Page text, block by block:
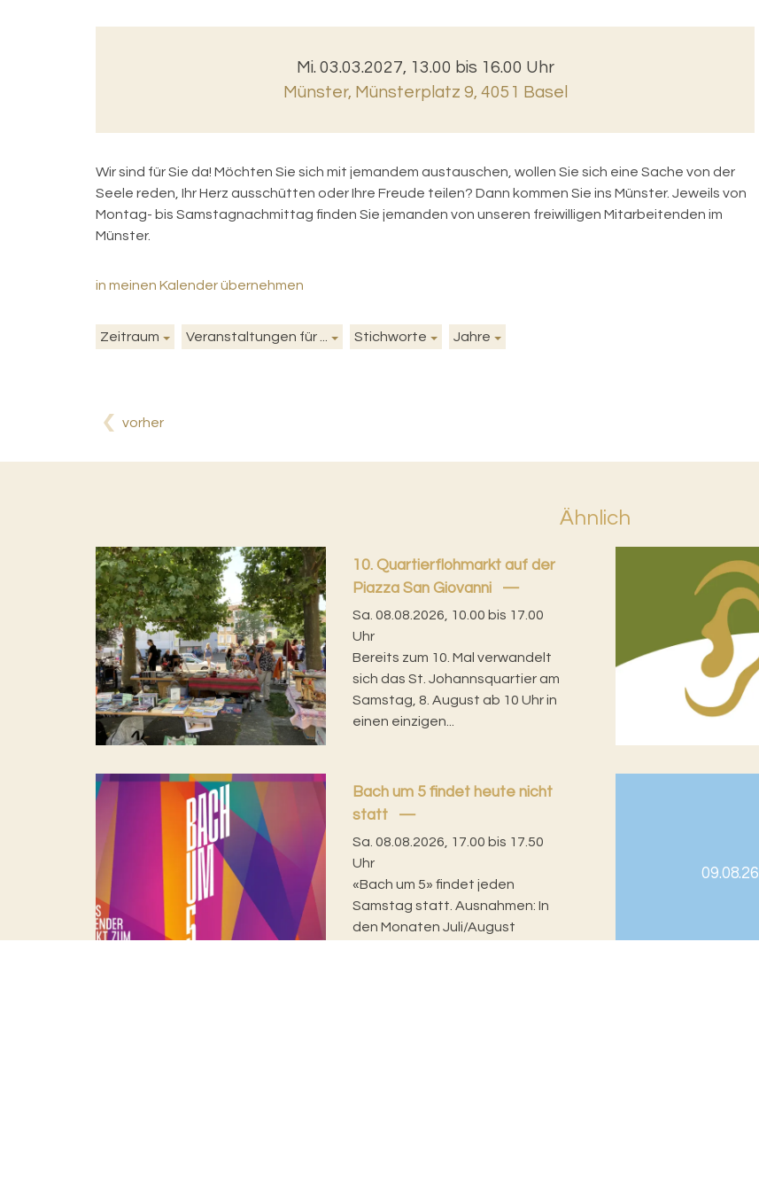
Mi. 03.03.2027, 13.00 bis 16.00 Uhr
Münster, Münsterplatz 9, 4051 Basel
Wir sind für Sie da! Möchten Sie sich mit jemandem austauschen, wollen Sie sich eine Sache von der
Seele reden, Ihr Herz ausschütten oder Ihre Freude teilen? Dann kommen Sie ins Münster. Jeweils von
Montag- bis Samstagnachmittag finden Sie jemanden von unseren freiwilligen Mitarbeitenden im
Münster.
in meinen Kalender übernehmen
Zeitraum Veranstaltungen für ... Stichworte Jahre
vorher
Ähnlich
10. Quartierflohmarkt auf der
Piazza San Giovanni
Sa. 08.08.2026, 10.00 bis 17.00
Uhr
Bereits zum 10. Mal verwandelt
sich das St. Johannsquartier am
Samstag, 8. August ab 10 Uhr in
einen einzigen...
Bach um 5 findet heute nicht
statt
Sa. 08.08.2026, 17.00 bis 17.50
Uhr
«Bach um 5» findet jeden
Samstag statt. Ausnahmen: In
den Monaten Juli/August
09.08.26